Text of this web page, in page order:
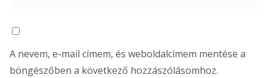
A nevem, e-mail címem, és weboldalcímem mentése a
böngészőben a következő hozzászólásomhoz.